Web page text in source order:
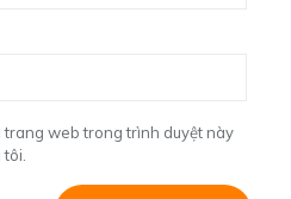
trang web trong trình duyệt này